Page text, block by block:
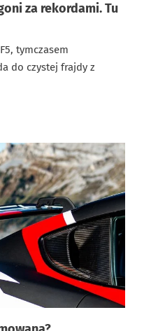
za rekordami. Tu
tymczasem
do czystej frajdy z